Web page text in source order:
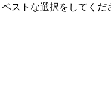
ストな選択をしてくだ